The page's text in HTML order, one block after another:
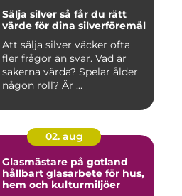
Sälja silver så får du rätt
värde för dina silverföremål
Att sälja silver väcker ofta
fler frågor än svar. Vad är
sakerna värda? Spelar ålder
någon roll? Är ...
02. aug
Glasmästare på gotland
hållbart glasarbete för hus,
hem och kulturmiljöer